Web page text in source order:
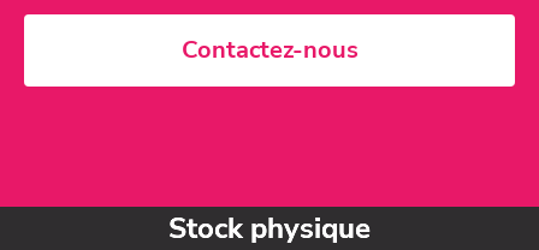
Contactez-nous
Stock physique